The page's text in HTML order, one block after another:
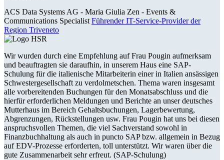
ACS Data Systems AG - Maria Giulia Zen - Events &
Communications Specialist Führender IT-Service-Provider der
Region Triveneto
Wir wurden durch eine Empfehlung auf Frau Pougin aufmerksam
und beauftragten sie daraufhin, in unserem Haus eine SAP-
Schulung für die italienische Mitarbeiterin einer in Italien ansässigen
Schwestergesellschaft zu verdolmetschen. Thema waren insgesamt
alle vorbereitenden Buchungen für den Monatsabschluss und die
hierfür erforderlichen Meldungen und Berichte an unser deutsches
Mutterhaus im Bereich Gehaltsbuchungen, Lagerbewertung,
Abgrenzungen, Rückstellungen usw. Frau Pougin hat uns bei diesen
anspruchsvollen Themen, die viel Sachverstand sowohl in
Finanzbuchhaltung als auch in puncto SAP bzw. allgemein in Bezug
auf EDV-Prozesse erforderten, toll unterstützt. Wir waren über die
gute Zusammenarbeit sehr erfreut. (SAP-Schulung)